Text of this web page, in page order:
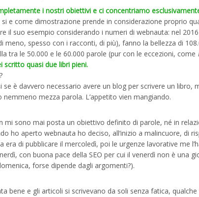
i nostri obiettivi e ci concentriamo
si e come dimostrazione prende in considerazione proprio
il suo esempio considerando i numeri di webnauta: nel
meno, spesso con i racconti, di più), fanno la bellezza di
tra le 50.000 e le 60.000 parole (pur con le eccezioni, come
scritto quasi due libri pieni.
se è davvero necessario avere un blog per scrivere un libro,
mezza parola. L’appetito vien mangiando.
mi sono mai posta un obiettivo definito di parole, né in
ho aperto webnauta ho deciso, all’inizio a malincuore, di
era di pubblicare il mercoledì, poi le urgenze lavorative me
con buona pace della SEO per cui il venerdì non è una
forse dipende dagli argomenti?).
bene e gli articoli si scrivevano da soli senza fatica,